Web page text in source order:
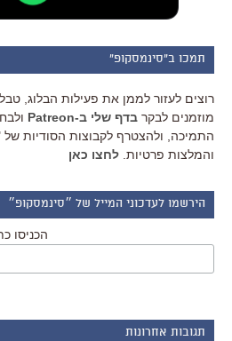
תמכו ב"סינמסקופ"
רוצים לעזור לממן את פעילות הבלוג,
מוזמנים לבקר בדף שלי ב-Patreon
התמיכה, ולהצטרף לקבוצות הסודיות של
והמלצות פרטיות. לחצו כאן
הירשמו לעדכוני המייל של ״סינמסקופ״
הכניסו
תגובות אחרונות